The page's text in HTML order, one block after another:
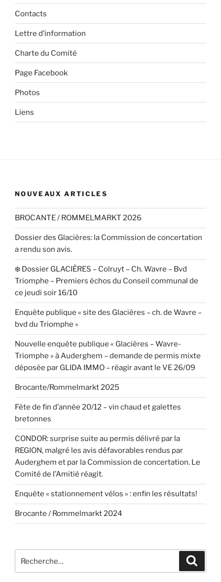
Contacts
Lettre d’information
Charte du Comité
Page Facebook
Photos
Liens
NOUVEAUX ARTICLES
BROCANTE / ROMMELMARKT 2026
Dossier des Glacières: la Commission de concertation
a rendu son avis.
❄️ Dossier GLACIÈRES – Colruyt – Ch. Wavre – Bvd
Triomphe – Premiers échos du Conseil communal de
ce jeudi soir 16/10
Enquête publique « site des Glacières – ch. de Wavre –
bvd du Triomphe »
Nouvelle enquête publique « Glacières – Wavre-
Triomphe » à Auderghem – demande de permis mixte
déposée par GLIDA IMMO – réagir avant le VE 26/09
Brocante/Rommelmarkt 2025
Fête de fin d’année 20/12 – vin chaud et galettes
bretonnes
CONDOR: surprise suite au permis délivré par la
REGION, malgré les avis défavorables rendus par
Auderghem et par la Commission de concertation. Le
Comité de l’Amitié réagit.
Enquête « stationnement vélos » : enfin les résultats!
Brocante / Rommelmarkt 2024
pour